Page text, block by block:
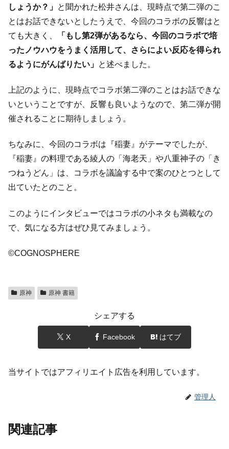
しょうか？」 と聞かれた松井さんは、現時点で第二弾のこ
とはお話できないとしたうえで、今回のコラボの反響はと
ても大きく、
「もし第2弾があるなら、今回のコラボで培
ったノウハウをうまく活用して、さらによい反応を得られ
るようにがんばりたい」 と述べました。
上記のように、現時点でコラボ第二弾のことはお話できな
いということですが、反響も良いようなので、第二弾が開
催されることに期待しましょう。
ちなみに、今回のコラボは『稲妻』がテーマでしたが、
『稲妻』の料理である綾人の「海老天」や八重神子の「き
つねうどん」は、コラボを議論する中で案のひとつとして
出ていたとのこと。
このようにインタビューではコラボの小ネタも満載なの
で、気になる方はぜひ見てみましょう。
©COGNOSPHERE
原神 原神 書籍
シェアする
X Facebook はてブ
当サイトではアフィリエイト広告を利用しています。
管理人
関連記事